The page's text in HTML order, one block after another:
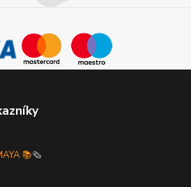
📚🗞️